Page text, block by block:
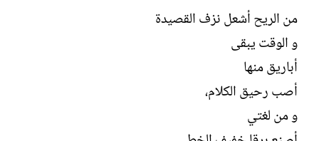
ت
ي
من الريح أشعل نزف القصيدة
و الوقت يبقى
أباريق منها
أصب رحيق الكلام،
و من لغتي